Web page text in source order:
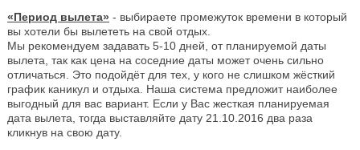
«Период вылета» - выбираете промежуток времени в который
вы хотели бы вылететь на свой отдых.
Мы рекомендуем задавать 5-10 дней, от планируемой даты
вылета, так как цена на соседние даты может очень сильно
отличаться. Это подойдёт для тех, у кого не слишком жёсткий
график каникул и отдыха. Наша система предложит наиболее
выгодный для вас вариант. Если у Вас жесткая планируемая
дата вылета, тогда выставляйте дату 21.10.2016 два раза
кликнув на свою дату.